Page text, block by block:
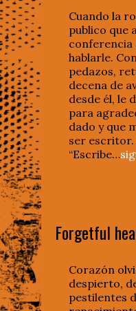
Cuando la
publico que
conferencia
hablarle.
pedazos,
decena de
desde él, le
para
dado y que
ser escritor.
“Escribe…
Forgetful
Corazón
despierto,
pestilentes